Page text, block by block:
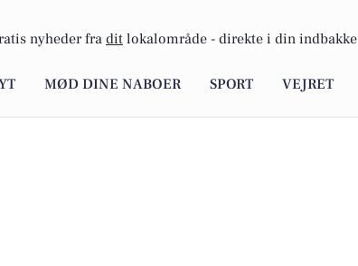
nyheder fra dit lokalområde - direkte i din indbakke
MØD DINE NABOER SPORT VEJRET